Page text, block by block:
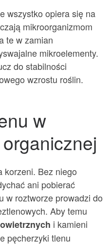
wszystko opiera się na
mikroorganizmom
te w zamian
mikroelementy.
do stabilności
wzrostu roślin.
w
korzeni. Bez niego
ani pobierać
w roztworze prowadzi do
Aby temu
i kamieni
pęcherzyki tlenu